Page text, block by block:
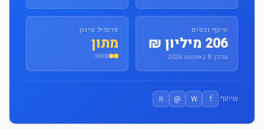
היקף נכסים
206 מיליון ₪
עודכן: 8 באוגוסט 2026
פרופיל סיכון
מתון
שיתוף: f
W
@
⎘